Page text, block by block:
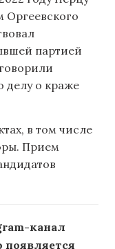
Оргеевского
партией
делу о краже
в том числе
Прием
канал
появляется